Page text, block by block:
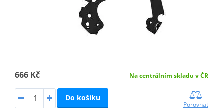
666 Kč Na centrálním skladu v ČR
Do košíku
Porovnat